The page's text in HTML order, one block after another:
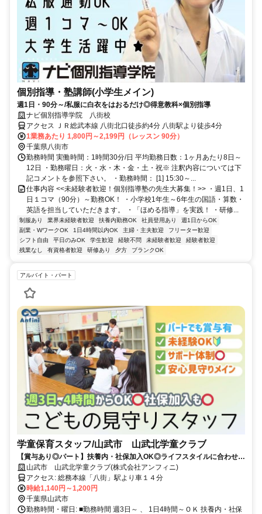
個別指導・塾講師(小学生メイン)
週1日・90分～/私服に白衣をはおるだけ◎得意教科×個別指導
ナビ個別指導学院 八街校
アクセス ＪＲ総武本線 八街北口徒歩約4分 八街駅より徒歩4分
1業務あたり 1,800円～2,199円（レッスン 90分）
千葉県八街市
勤務時間 実働時間：1時間30分/日 平均勤務日数：1ヶ月あたり8日～
12日 ・勤務曜日：火・水・木・金・土・祝※ 注釈内容については下
記コメントを参照下さい。 ・勤務時間： [1] 15:30～...
仕事内容 <<未経験者歓迎！個別指導塾の先生大募集！>> ・週1日、1
日１コマ（90分）～勤務OK！ ・小学校1年生～6年生の国語・算数・
英語を担当していただきます。 ・「ほめる指導」を実践！ ・研修...
制服あり 業界未経験者歓迎 扶養内勤務OK 社員登用あり
週1日からOK
副業・WワークOK
1日4時間以内OK 主婦・主夫歓迎
フリーター歓迎
シフト自由
平日のみOK 学生歓迎 経験不問 未経験者歓迎
経験者歓迎
残業なし
有資格者歓迎 研修あり 夕方 ブランクOK
アルバイト・パート
学童保育スタッフ/山武市 山武北学童クラブ
【賞与あり◎パート】扶養内・社保加入OK◎ライフスタイルに合わせて
働ける学童パートさん募集中♪未経験から始める方は70％！
山武市 山武北学童クラブ(株式会社アンフィニ)
アクセス: 総務本線「八街」駅より車１４分
時給1,140円～1,200円
千葉県山武市
勤務時間・曜日: ■勤務時間 週3日～ 、 1日4時間～ＯＫ 扶養内・社保